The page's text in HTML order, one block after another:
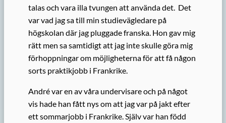
talas och vara illa tvungen att använda det. Det
var vad jag sa till min studievägledare på
högskolan där jag pluggade franska. Hon gav mig
rätt men sa samtidigt att jag inte skulle göra mig
förhoppningar om möjligheterna för att få någon
sorts praktikjobb i Frankrike.
André var en av våra undervisare och på något
vis hade han fått nys om att jag var på jakt efter
ett sommarjobb i Frankrike. Själv var han född